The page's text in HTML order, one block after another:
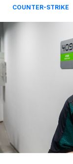
COUNTER-STRIKE